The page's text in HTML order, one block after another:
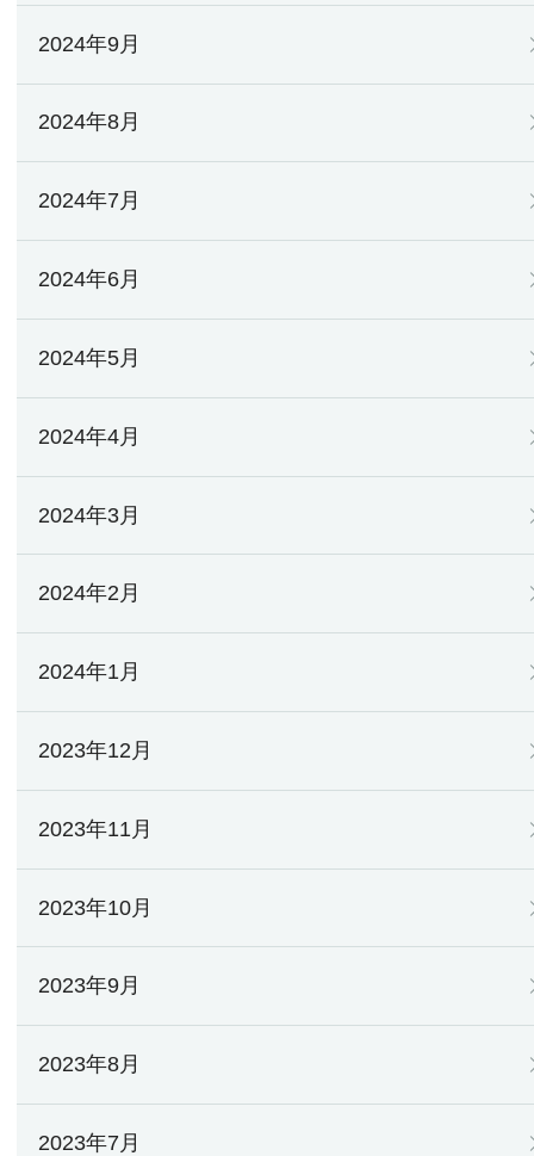
2024年9月
2024年8月
2024年7月
2024年6月
2024年5月
2024年4月
2024年3月
2024年2月
2024年1月
2023年12月
2023年11月
2023年10月
2023年9月
2023年8月
2023年7月